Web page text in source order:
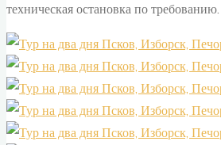
техническая остановка по требованию.